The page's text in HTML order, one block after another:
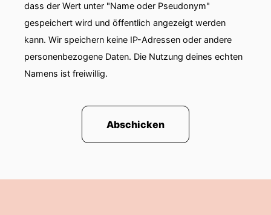
dass der Wert unter "Name oder Pseudonym"
gespeichert wird und öffentlich angezeigt werden
kann. Wir speichern keine IP-Adressen oder andere
personenbezogene Daten. Die Nutzung deines echten
Namens ist freiwillig.
Abschicken